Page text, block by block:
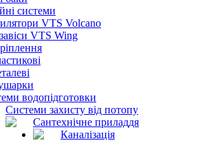
системи
VTS Volcano
VTS Wing
водопідготовки
Системи захисту від потопу
Сантехнічне приладдя
Каналізація